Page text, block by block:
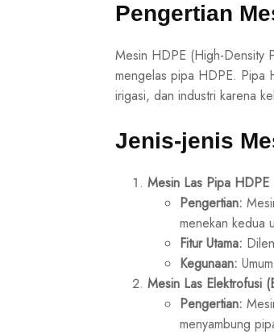
Pengertian
Mesin HDPE (High-Density
mengelas pipa HDPE. Pipa
irigasi, dan industri karena
Jenis-jenis
Mesin Las Pipa HDPE
Pengertian:
menekan kedua
Fitur Utama:
Kegunaan:
Mesin Las Elektrofusi
Pengertian:
menyambung